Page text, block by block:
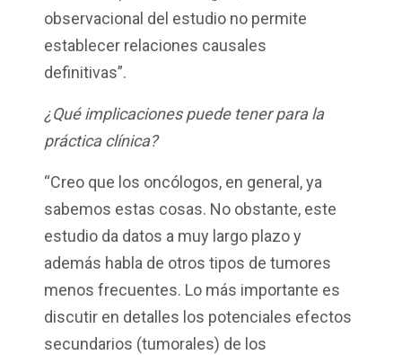
observacional del estudio no permite
establecer relaciones causales
definitivas”.
¿Qué implicaciones puede tener para la
práctica clínica?
“Creo que los oncólogos, en general, ya
sabemos estas cosas. No obstante, este
estudio da datos a muy largo plazo y
además habla de otros tipos de tumores
menos frecuentes. Lo más importante es
discutir en detalles los potenciales efectos
secundarios (tumorales) de los